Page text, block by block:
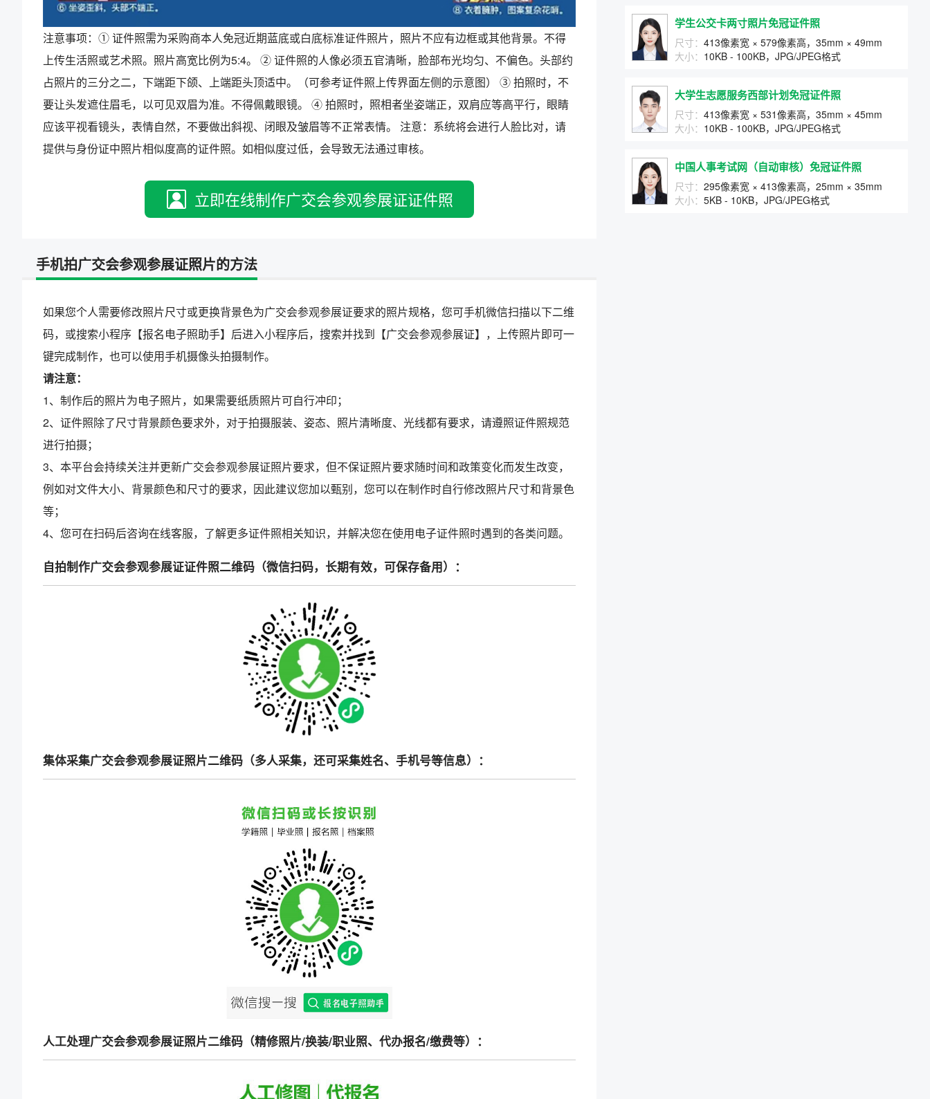
注意事项：① 证件照需为采购商本人免冠近期蓝底或白底标准证件照片，照片不应有边框或其他背景。不得
上传生活照或艺术照。照片高宽比例为5:4。 ② 证件照的人像必须五官清晰，脸部布光均匀、不偏色。头部约
占照片的三分之二，下端距下颌、上端距头顶适中。（可参考证件照上传界面左侧的示意图） ③ 拍照时，不
要让头发遮住眉毛，以可见双眉为准。不得佩戴眼镜。 ④ 拍照时，照相者坐姿端正，双肩应等高平行，眼睛
应该平视看镜头，表情自然，不要做出斜视、闭眼及皱眉等不正常表情。 注意：系统将会进行人脸比对，请
提供与身份证中照片相似度高的证件照。如相似度过低，会导致无法通过审核。
立即在线制作广交会参观参展证证件照
手机拍广交会参观参展证照片的方法
如果您个人需要修改照片尺寸或更换背景色为广交会参观参展证要求的照片规格，您可手机微信扫描以下二维
码，或搜索小程序【报名电子照助手】后进入小程序后，搜索并找到【广交会参观参展证】，上传照片即可一
键完成制作，也可以使用手机摄像头拍摄制作。
请注意：
1、制作后的照片为电子照片，如果需要纸质照片可自行冲印；
2、证件照除了尺寸背景颜色要求外，对于拍摄服装、姿态、照片清晰度、光线都有要求，请遵照证件照规范
进行拍摄；
3、本平台会持续关注并更新广交会参观参展证照片要求，但不保证照片要求随时间和政策变化而发生改变，
例如对文件大小、背景颜色和尺寸的要求，因此建议您加以甄别，您可以在制作时自行修改照片尺寸和背景色
等；
4、您可在扫码后咨询在线客服，了解更多证件照相关知识，并解决您在使用电子证件照时遇到的各类问题。
自拍制作广交会参观参展证证件照二维码（微信扫码，长期有效，可保存备用）：
集体采集广交会参观参展证照片二维码（多人采集，还可采集姓名、手机号等信息）：
人工处理广交会参观参展证照片二维码（精修照片/换装/职业照、代办报名/缴费等）：
学生公交卡两寸照片免冠证件照
尺寸： 413像素宽 × 579像素高，35mm × 49mm
大小： 10KB - 100KB，JPG/JPEG格式
大学生志愿服务西部计划免冠证件照
尺寸： 413像素宽 × 531像素高，35mm × 45mm
大小： 10KB - 100KB，JPG/JPEG格式
中国人事考试网（自动审核）免冠证件照
尺寸： 295像素宽 × 413像素高，25mm × 35mm
大小： 5KB - 10KB，JPG/JPEG格式